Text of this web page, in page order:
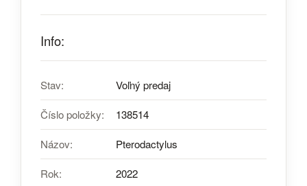
Info:
Stav: Voľný predaj
Číslo položky: 138514
Názov: Pterodactylus
Rok: 2022